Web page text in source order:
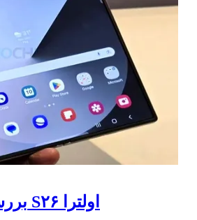
بررسی جامع باتری گلکسی S۲۶ اولترا